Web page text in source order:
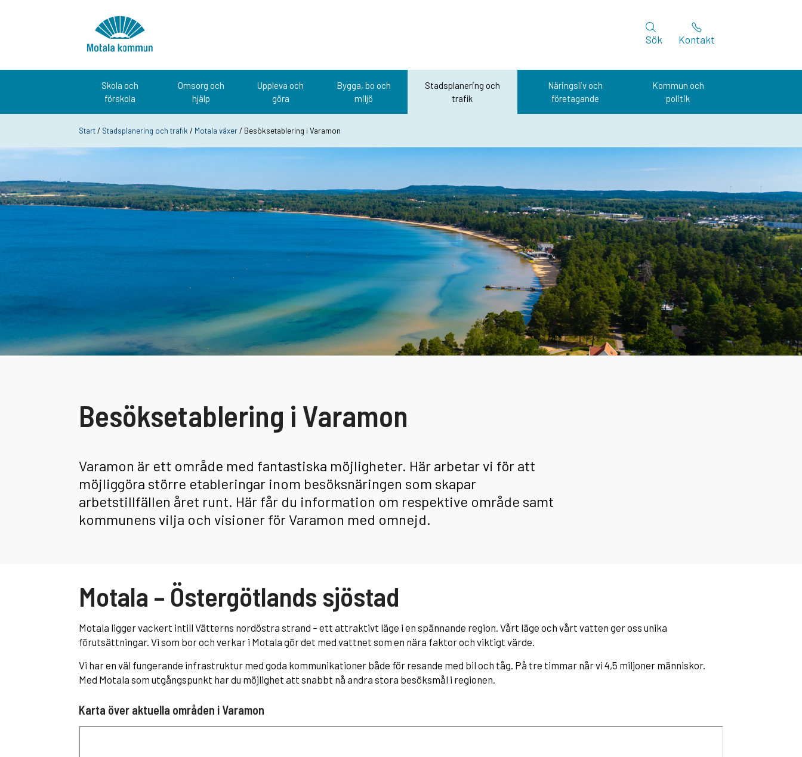
Sök
Kontakt
Skola och
förskola
Omsorg och
hjälp
Uppleva och
göra
Bygga, bo och
miljö
Stadsplanering och
trafik
Näringsliv och
företagande
Kommun och
politik
Start/ Stadsplanering och trafik / Motala växer/ Besöksetablering i Varamon
Besöksetablering i Varamon
Varamon är ett område med fantastiska möjligheter. Här arbetar vi för att
möjliggöra större etableringar inom besöksnäringen som skapar
arbetstillfällen året runt. Här får du information om respektive område samt
kommunens vilja och visioner för Varamon med omnejd.
Motala – Östergötlands sjöstad
Motala ligger vackert intill Vätterns nordöstra strand – ett attraktivt läge i en spännande region. Vårt läge och vårt vatten ger oss unika
förutsättningar. Vi som bor och verkar i Motala gör det med vattnet som en nära faktor och viktigt värde.
Vi har en väl fungerande infrastruktur med goda kommunikationer både för resande med bil och tåg. På tre timmar når vi 4,5 miljoner människor.
Med Motala som utgångspunkt har du möjlighet att snabbt nå andra stora besöksmål i regionen.
Karta över aktuella områden i Varamon